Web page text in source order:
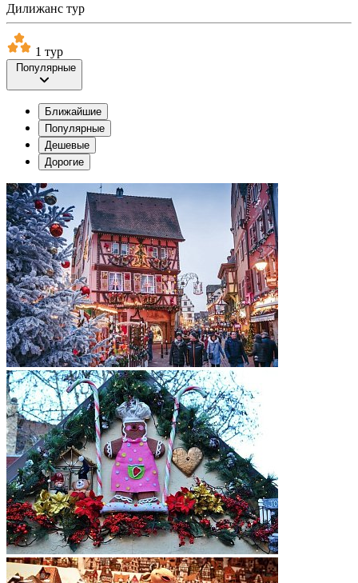
Дилижанс тур
1 тур
Популярные
Ближайшие
Популярные
Дешевые
Дорогие